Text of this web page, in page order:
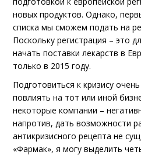
новых продуктов. Однако,
списка мы сможем подать на
Поскольку регистрация – это
начать поставки лекарств в
только в 2015 году.
Подготовиться к кризису
повлиять на тот или иной
некоторые компании –
напротив, дать возможности
антикризисного рецепта не
«Фармак», я могу выделить